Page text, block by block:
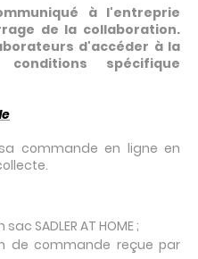
à l'entreprie
de la collaboration.
d'accéder à la
spécifique
commande en ligne en
SADLER AT HOME ;
de commande reçue par